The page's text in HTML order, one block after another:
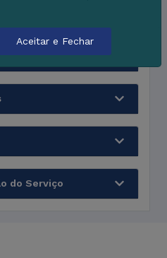
do Serviço
Aceitar e Fechar